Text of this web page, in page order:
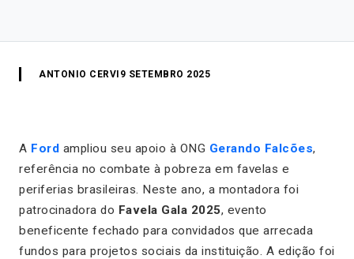
ANTONIO CERVI 9 SETEMBRO 2025
A Ford ampliou seu apoio à ONG Gerando Falcões,
referência no combate à pobreza em favelas e
periferias brasileiras. Neste ano, a montadora foi
patrocinadora do Favela Gala 2025, evento
beneficente fechado para convidados que arrecada
fundos para projetos sociais da instituição. A edição foi